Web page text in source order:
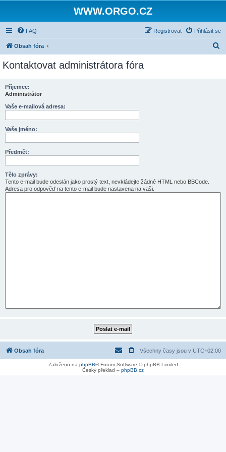
WWW.ORGO.CZ
FAQ Přihlásit se
Registrovat
Obsah fóra
Kontaktovat administrátora fóra
Příjemce:
Administrátor
Vaše e-mailová adresa:
Vaše jméno:
Předmět:
Tělo zprávy:
Tento e-mail bude odeslán jako prostý text, nevkládejte žádné HTML nebo BBCode.
Adresa pro odpověď na tento e-mail bude nastavena na vaši.
Obsah fóra Všechny časy jsou v UTC+02:00
Založeno na phpBB® Forum Software © phpBB Limited
Český překlad – phpBB.cz